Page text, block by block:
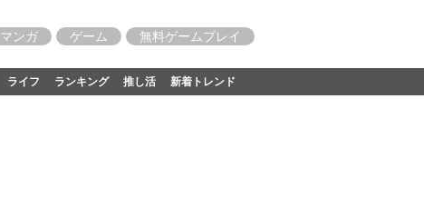
マンガ ゲーム 無料ゲームプレイ
ライフ ランキング 推し活 新着トレンド